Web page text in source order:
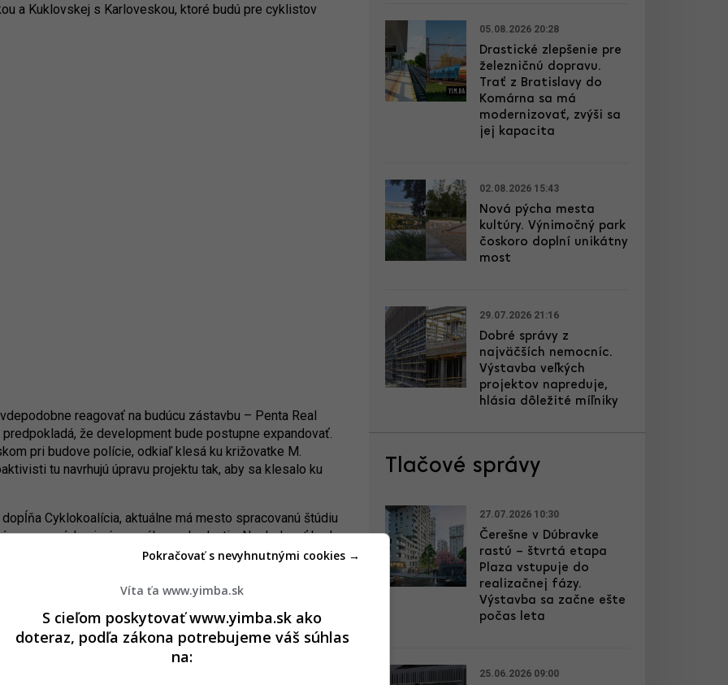
a Kuklovskej s Karloveskou, ktoré budú pre cyklistov
reagovať na budúcu zástavbu – Penta Real
predpokladá, že development bude postupne expandovať.
pri budove polície, odkiaľ klesá ku križovatke M.
tu navrhujú úpravu projektu tak, aby sa klesalo ku
Cyklokoalícia, aktuálne má mesto spracovanú štúdiu
na získanie územného rozhodnutia. Nasledovať bude
K realizácii projektu tak môžu byť ešte roky, pričom
na stav vysporiadania pozemkov aj rozfázovať.
materiály až po osobnom vyžiadaní si dokumentácie.
05.08.2026 20:28
Drastické zlepšenie pre
železničnú dopravu.
Trať z Bratislavy do
Komárna sa má
modernizovať, zvýši sa
jej kapacita
02.08.2026 15:43
Nová pýcha mesta
kultúry. Výnimočný park
čoskoro doplní unikátny
most
29.07.2026 21:16
Dobré správy z
najväčších nemocníc.
Výstavba veľkých
projektov napreduje,
hlásia dôležité míľniky
Tlačové správy
27.07.2026 10:30
Čerešne v Dúbravke
rastú – štvrtá etapa
Plaza vstupuje do
realizačnej fázy.
Výstavba sa začne ešte
počas leta
25.06.2026 09:00
Víta ťa www.yimba.sk
S cieľom poskytovať www.yimba.sk ako
doteraz, podľa zákona potrebujeme váš súhlas
na:
Pokračovať s nevyhnutnými cookies →